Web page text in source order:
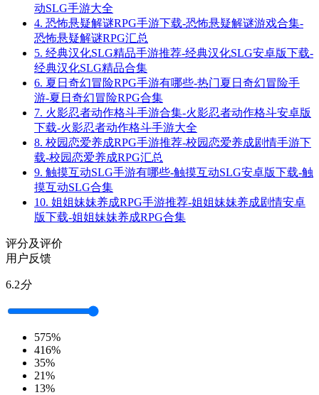
动SLG手游大全
4. 恐怖悬疑解谜RPG手游下载-恐怖悬疑解谜游戏合集-
恐怖悬疑解谜RPG汇总
5. 经典汉化SLG精品手游推荐-经典汉化SLG安卓版下载-
经典汉化SLG精品合集
6. 夏日奇幻冒险RPG手游有哪些-热门夏日奇幻冒险手
游-夏日奇幻冒险RPG合集
7. 火影忍者动作格斗手游合集-火影忍者动作格斗安卓版
下载-火影忍者动作格斗手游大全
8. 校园恋爱养成RPG手游推荐-校园恋爱养成剧情手游下
载-校园恋爱养成RPG汇总
9. 触摸互动SLG手游有哪些-触摸互动SLG安卓版下载-触
摸互动SLG合集
10. 姐姐妹妹养成RPG手游推荐-姐姐妹妹养成剧情安卓
版下载-姐姐妹妹养成RPG合集
评分及评价
用户反馈
6.2分
575%
416%
35%
21%
13%